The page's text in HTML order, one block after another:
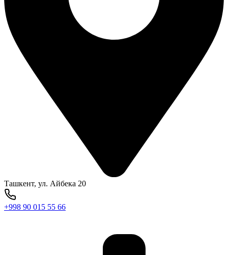
Ташкент, ул. Айбека 20
+998 90 015 55 66